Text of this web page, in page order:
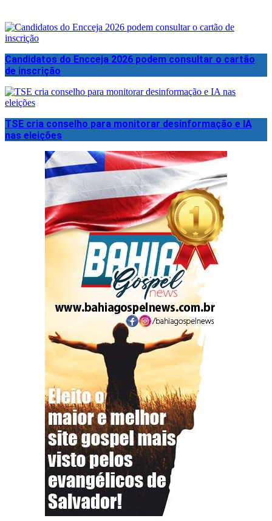
Candidatos do Encceja 2026 podem consultar o cartão
de inscrição
TSE cria conselho para monitorar desinformação e IA
nas eleições